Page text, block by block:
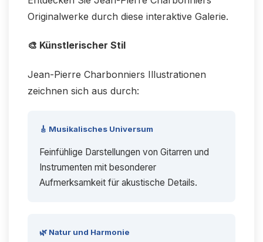
Originalwerke durch diese interaktive Galerie.
🎨 Künstlerischer Stil
Jean-Pierre Charbonniers Illustrationen
zeichnen sich aus durch:
🎸 Musikalisches Universum
Feinfühlige Darstellungen von Gitarren und
Instrumenten mit besonderer
Aufmerksamkeit für akustische Details.
🌿 Natur und Harmonie